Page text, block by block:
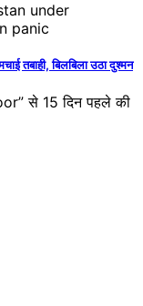
तबाही, बिलबिला उठा दुश्मन
से 15 दिन पहले की